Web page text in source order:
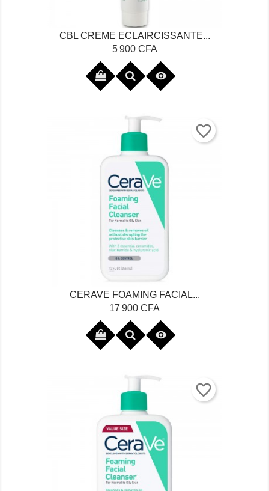
CBL CREME ECLAIRCISSANTE...
Prix
5 900 CFA

favorite_border
CERAVE FOAMING FACIAL...
Prix
17 900 CFA

favorite_border